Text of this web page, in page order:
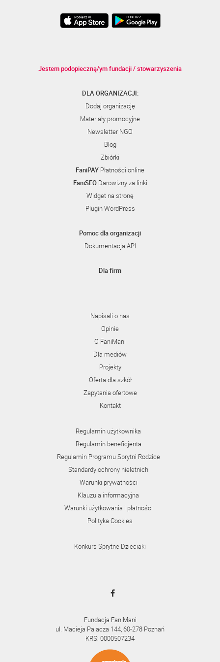
Jestem podopieczną/ym fundacji / stowarzyszenia
DLA ORGANIZACJI:
Dodaj organizację
Materiały promocyjne
Newsletter NGO
Blog
Zbiórki
FaniPAY Płatności online
FaniSEODarowizny za linki
Widget na stronę
Plugin WordPress
Pomoc dla organizacji
Dokumentacja API
Dla firm
Napisali o nas
Opinie
O FaniMani
Dla mediów
Projekty
Oferta dla szkół
Zapytania ofertowe
Kontakt
Regulamin użytkownika
Regulamin beneficjenta
Regulamin Programu Sprytni Rodzice
Standardy ochrony nieletnich
Warunki prywatności
Klauzula informacyjna
Warunki użytkowania i płatności
Polityka Cookies
Konkurs Sprytne Dzieciaki
Fundacja FaniMani
ul. Macieja Palacza 144, 60-278 Poznań
KRS: 0000507234